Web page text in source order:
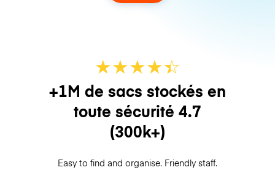
★★★★☆
★
+1M de sacs stockés en
toute sécurité 4.7
(300k+)
Easy to find and organise. Friendly staff.